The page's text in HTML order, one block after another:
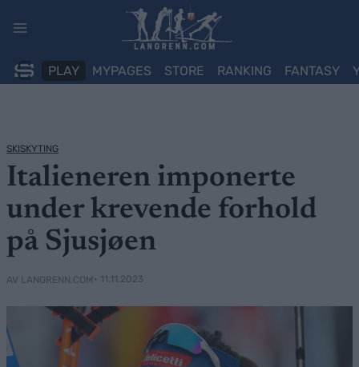
PLAY MYPAGES STORE RANKING FANTASY
SKISKYTING
Italieneren imponerte
under krevende forhold
på Sjusjøen
AV LANGRENN.COM • 11.11.2023